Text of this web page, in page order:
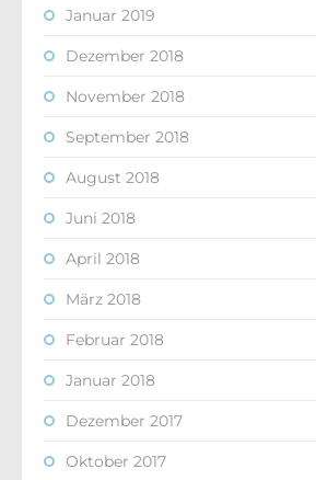
Januar 2019
Dezember 2018
November 2018
September 2018
August 2018
Juni 2018
April 2018
März 2018
Februar 2018
Januar 2018
Dezember 2017
Oktober 2017